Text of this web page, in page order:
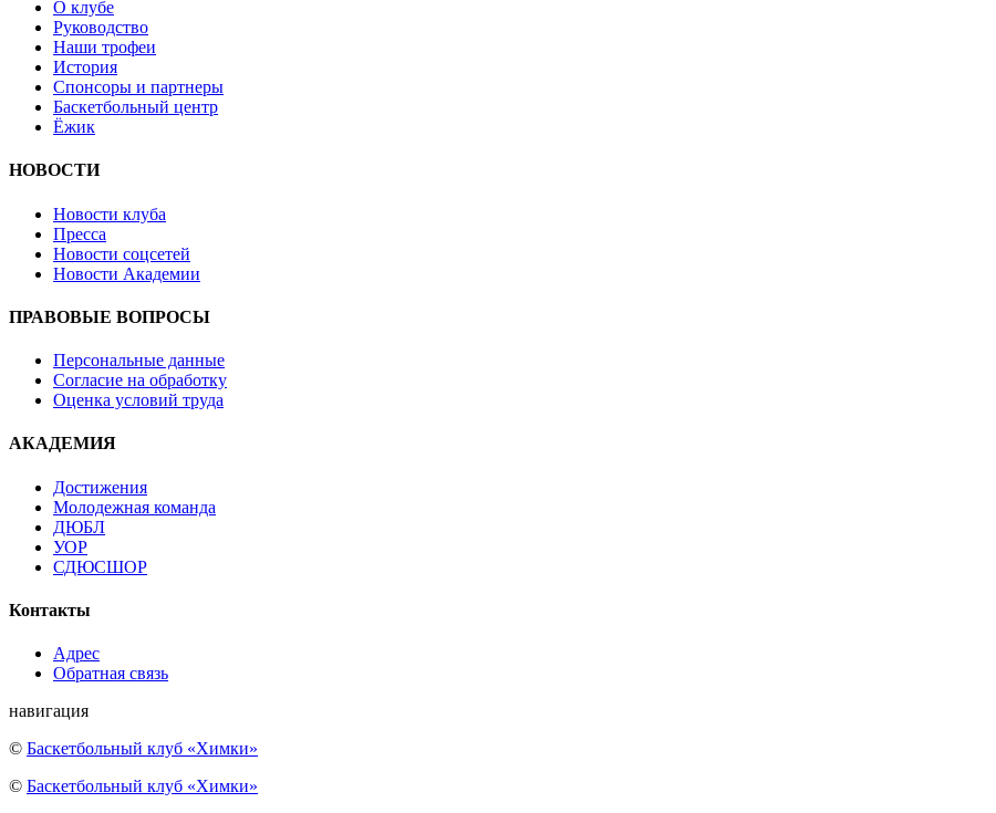
О клубе
Руководство
Наши трофеи
История
Спонсоры и партнеры
Баскетбольный центр
Ёжик
НОВОСТИ
Новости клуба
Пресса
Новости соцсетей
Новости Академии
ПРАВОВЫЕ ВОПРОСЫ
Персональные данные
Согласие на обработку
Оценка условий труда
АКАДЕМИЯ
Достижения
Молодежная команда
ДЮБЛ
УОР
СДЮСШОР
Контакты
Адрес
Обратная связь
навигация
© Баскетбольный клуб «Химки»
© Баскетбольный клуб «Химки»